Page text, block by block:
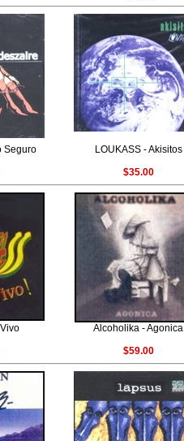
Seguro LOUKASS - Akisitos
$35.00
Alcoholika - Agonica
$59.00